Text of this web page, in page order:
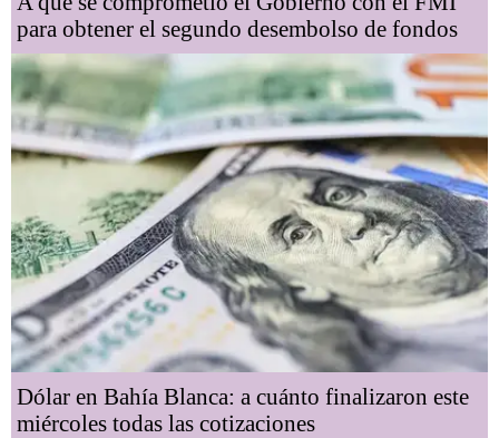
para obtener el segundo desembolso de fondos
Dólar en Bahía Blanca: a cuánto finalizaron este
miércoles todas las cotizaciones